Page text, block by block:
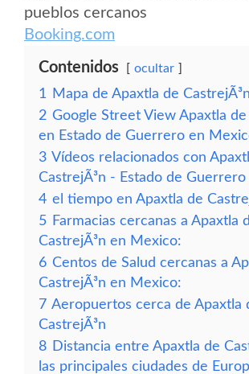
pueblos cercanos
Booking.com
Contenidos ocultar
1
Mapa de Apaxtla de CastrejÃ³n
2 Google Street View Apaxtla de
en Estado de Guerrero en
3 Vídeos relacionados con
CastrejÃ³n - Estado de Guerrero
4 el tiempo en Apaxtla de
5 Farmacias cercanas a Apaxtla
CastrejÃ³n en Mexico:
6 Centos de Salud cercanas a
CastrejÃ³n en Mexico:
7 Aeropuertos cerca de Apaxtla
CastrejÃ³n
8 Distancia entre Apaxtla de
las principales ciudades de